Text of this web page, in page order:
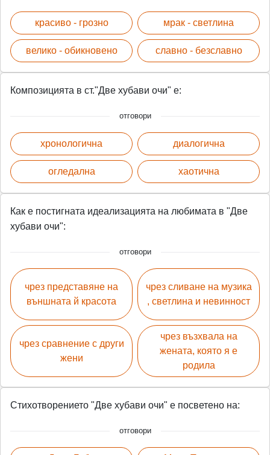
красиво - грозно
велико - обикновено
мрак - светлина
славно - безславно
Композицията в ст."Две хубави очи" е:
отговори
хронологична
огледална
диалогична
хаотична
Как е постигната идеализацията на любимата в "Две
хубави очи":
отговори
чрез представяне на
външната й красота
чрез сравнение с други
жени
чрез сливане на музика
, светлина и невинност
чрез възхвала на
жената, която я е
родила
Стихотворението "Две хубави очи" е посветено на:
отговори